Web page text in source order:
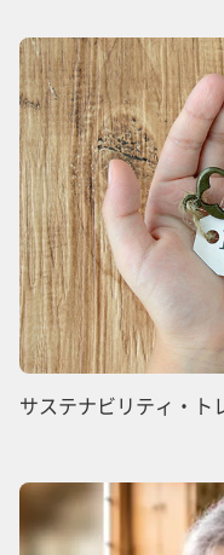
サステナビリティ・ト